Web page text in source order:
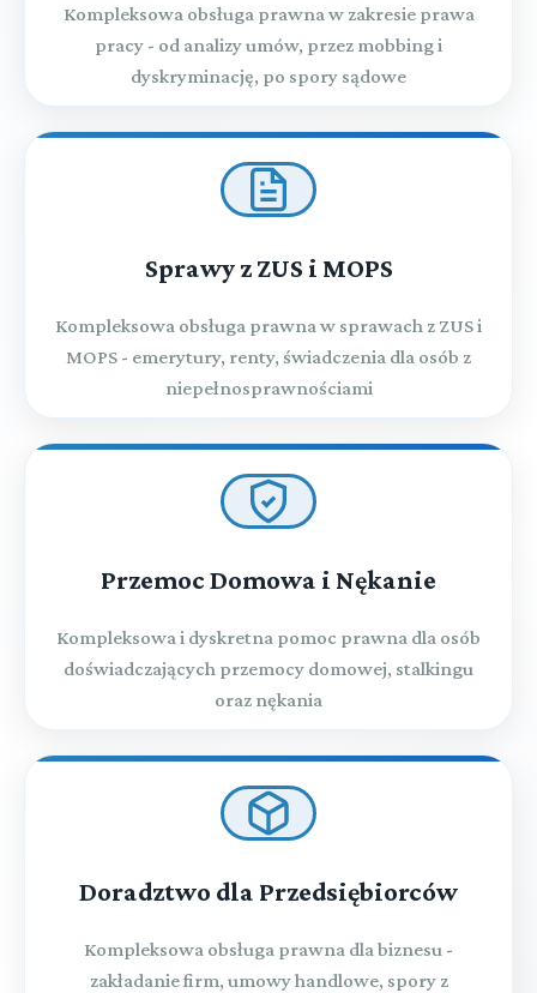
Kompleksowa obsługa prawna w zakresie prawa
pracy - od analizy umów, przez mobbing i
dyskryminację, po spory sądowe
Sprawy z ZUS i MOPS
Kompleksowa obsługa prawna w sprawach z ZUS i
MOPS - emerytury, renty, świadczenia dla osób z
niepełnosprawnościami
Przemoc Domowa i Nękanie
Kompleksowa i dyskretna pomoc prawna dla osób
doświadczających przemocy domowej, stalkingu
oraz nękania
Doradztwo dla Przedsiębiorców
Kompleksowa obsługa prawna dla biznesu -
zakładanie firm, umowy handlowe, spory z